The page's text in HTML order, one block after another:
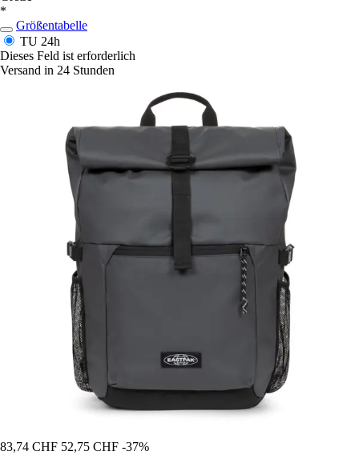
*
Größentabelle
TU 24h
Dieses Feld ist erforderlich
Versand in 24 Stunden
83,74 CHF 52,75 CHF -37%